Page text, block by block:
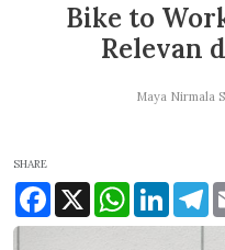
Bike to
Relevan
Maya Nirmala
SHARE
Facebook
X WhatsApp